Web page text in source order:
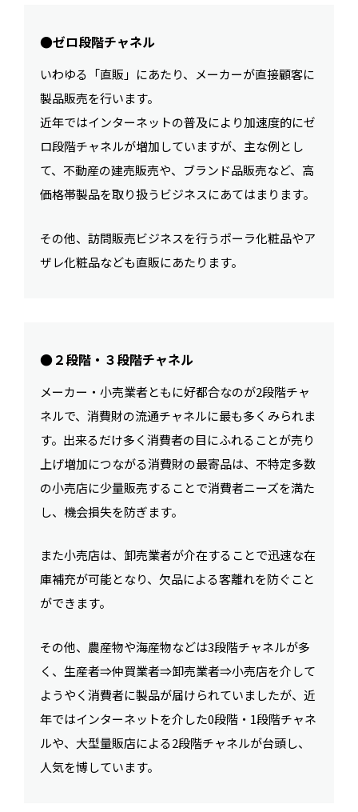
●ゼロ段階チャネル
いわゆる「直販」にあたり、メーカーが直接顧客に
製品販売を行います。
近年ではインターネットの普及により加速度的にゼ
ロ段階チャネルが増加していますが、主な例とし
て、不動産の建売販売や、ブランド品販売など、高
価格帯製品を取り扱うビジネスにあてはまります。
その他、訪問販売ビジネスを行うポーラ化粧品やア
ザレ化粧品なども直販にあたります。
●２段階・３段階チャネル
メーカー・小売業者ともに好都合なのが2段階チャ
ネルで、消費財の流通チャネルに最も多くみられま
す。出来るだけ多く消費者の目にふれることが売り
上げ増加につながる消費財の最寄品は、不特定多数
の小売店に少量販売することで消費者ニーズを満た
し、機会損失を防ぎます。
また小売店は、卸売業者が介在することで迅速な在
庫補充が可能となり、欠品による客離れを防ぐこと
ができます。
その他、農産物や海産物などは3段階チャネルが多
く、生産者⇒仲買業者⇒卸売業者⇒小売店を介して
ようやく消費者に製品が届けられていましたが、近
年ではインターネットを介した0段階・1段階チャネ
ルや、大型量販店による2段階チャネルが台頭し、
人気を博しています。